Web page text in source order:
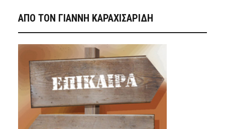
ΑΠΟ ΤΟΝ ΓΙΑΝΝΗ ΚΑΡΑΧΙΣΑΡΙΔΗ